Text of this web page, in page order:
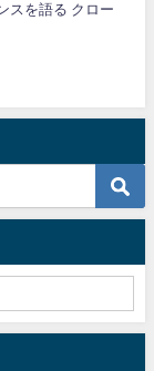
スを語る クロー